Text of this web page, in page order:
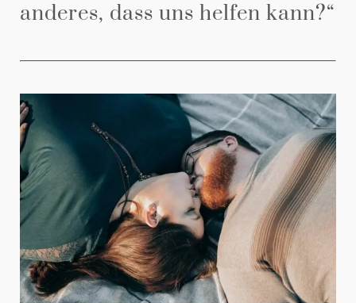
anderes, dass uns helfen kann?“